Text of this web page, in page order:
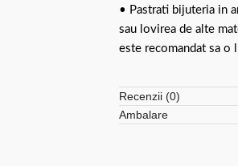
• Pastrati bijuteria in
sau lovirea de alte
este recomandat sa o
Recenzii (0)
Ambalare